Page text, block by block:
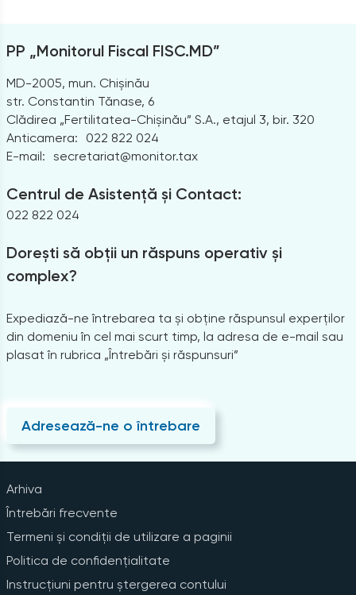
PP „Monitorul Fiscal FISC.MD”
MD-2005, mun. Chișinău
str. Constantin Tănase, 6
Clădirea „Fertilitatea-Chișinău” S.A., etajul 3, bir. 320
Anticamera:
022 822 024
E-mail: secretariat@monitor.tax
Centrul de Asistență și Contact:
022 822 024
Dorești să obții un răspuns operativ și
complex?
Expediază-ne întrebarea ta și obține răspunsul experților
din domeniu în cel mai scurt timp, la adresa de e-mail sau
plasat în rubrica „Întrebări și răspunsuri”
Adresează-ne o întrebare
Arhiva
Întrebări frecvente
Termeni și condiții de utilizare a paginii
Politica de confidențialitate
Instrucțiuni pentru ștergerea contului